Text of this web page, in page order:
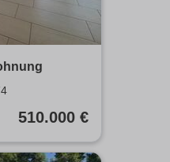
510.000 €